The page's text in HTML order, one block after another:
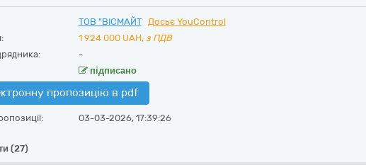
ТОВ "ВІСМАЙТ
Досьє YouControl
1 924 000 UAH, з ПДВ
-
підписано
пропозицію в pdf
03-03-2026, 17:39:26
(27)